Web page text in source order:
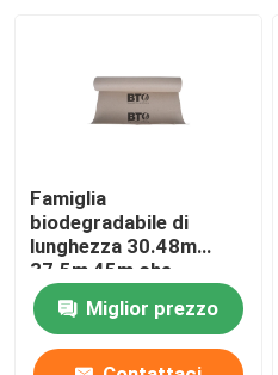
Famiglia
biodegradabile di
lunghezza 30.48m
37.5m 45m che
pavimenta la carta di
protezioneMiglior prezzo